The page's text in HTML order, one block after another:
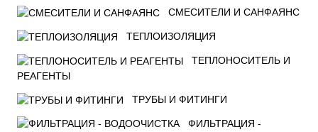
СМЕСИТЕЛИ И САНФАЯНС
ТЕПЛОИЗОЛЯЦИЯ
ТЕПЛОНОСИТЕЛЬ И
РЕАГЕНТЫ
ТРУБЫ И ФИТИНГИ
ФИЛЬТРАЦИЯ -